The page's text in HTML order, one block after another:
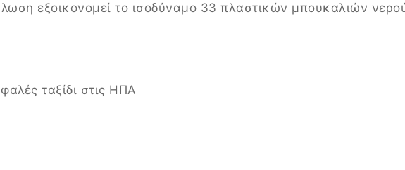
εξοικονομεί το ισοδύναμο 33 πλαστικών μπουκαλιών
ταξίδι στις ΗΠΑ